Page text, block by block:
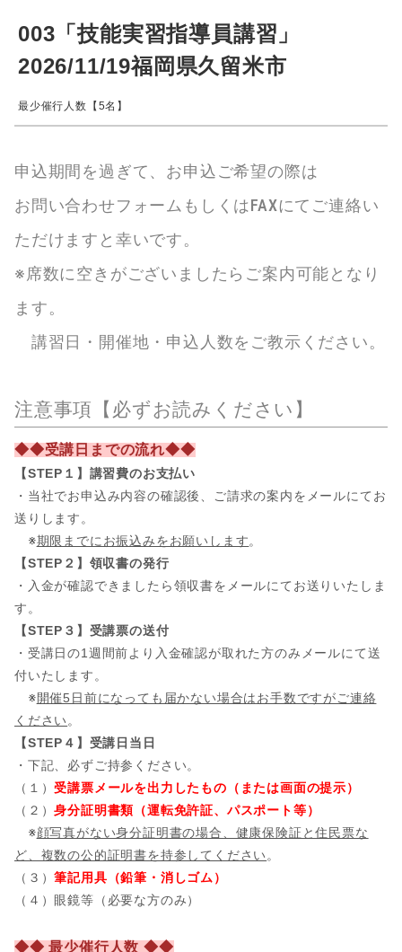
003「技能実習指導員講習」
2026/11/19福岡県久留米市
最少催行人数【5名】
申込期間を過ぎて、お申込ご希望の際は
お問い合わせフォームもしくはFAXにてご連絡い
ただけますと幸いです。
※席数に空きがございましたらご案内可能となり
ます。
講習日・開催地・申込人数をご教示ください。
注意事項【必ずお読みください】
◆◆受講日までの流れ◆◆
【STEP１】講習費のお支払い
・当社でお申込み内容の確認後、ご請求の案内をメールにてお
送りします。
※期限までにお振込みをお願いします。
【STEP２】領収書の発行
・入金が確認できましたら領収書をメールにてお送りいたしま
す。
【STEP３】受講票の送付
・受講日の1週間前より入金確認が取れた方のみメールにて送
付いたします。
※開催5日前になっても届かない場合はお手数ですがご連絡
ください 。
【STEP４】受講日当日
・下記、必ずご持参ください。
（１）受講票メールを出力したもの（または画面の提示）
（２）身分証明書類（運転免許証、パスポート等）
※顔写真がない身分証明書の場合、健康保険証と住民票な
ど、複数の公的証明書を持参してください 。
（３）筆記用具（鉛筆・消しゴム）
（４）眼鏡等（必要な方のみ）
◆◆ 最少催行人数 ◆◆